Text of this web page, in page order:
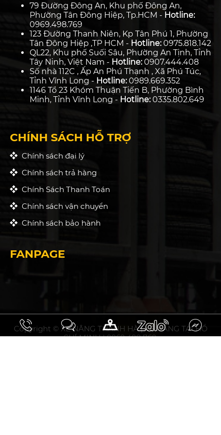
79 Đường Đông An, Khu phố Đông An,
Phường Tân Đông Hiệp, Tp.HCM - Hotline:
0969.498.769
123 Đường Thanh Niên, Kp Tân Phú 1, Phường
Tân Đông Hiệp ,TP HCM - Hotline:0975.818.142
QL22, Khu phố Suối Sâu, Phường An Tịnh, Tỉnh
Tây Ninh, Việt Nam - Hotline:0907.444.408
Số nhà 112C , Ấp An Phú Thạnh , Xã Phú Túc,
Tỉnh Vĩnh Long - Hotline:0989.669.352
1146 Tổ 23 Khóm Thuận Tiến B, Phường Bình
Minh, Tỉnh Vĩnh Long - Hotline:0335.802.649
CHÍNH SÁCH HỖ TRỢ
Chính sách đại lý
Chính sách trả hàng
Chính Sách Thanh Toán
Chính sách vận chuyển
Chính sách bảo hành
FANPAGE
Copyright © XE NÂNG THANH HÀ | XE NÂNG TẠI HỒ
CHÍ MINH | 0969 498 769.